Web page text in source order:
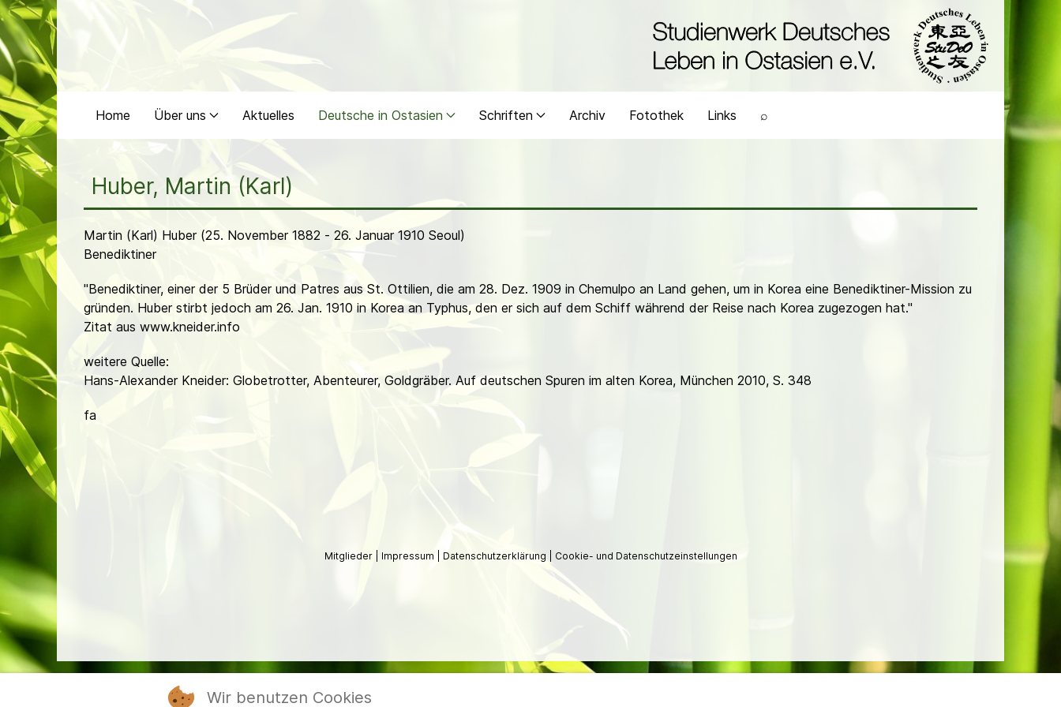
Home Über uns Aktuelles Deutsche in Ostasien Schriften Archiv Fotothek Links ⌕
Huber, Martin (Karl)
Martin (Karl) Huber (25. November 1882 - 26. Januar 1910 Seoul)
Benediktiner
"Benediktiner, einer der 5 Brüder und Patres aus St. Ottilien, die am 28. Dez. 1909 in Chemulpo an Land gehen, um in Korea eine Benediktiner-Mission zu
gründen. Huber stirbt jedoch am 26. Jan. 1910 in Korea an Typhus, den er sich auf dem Schiff während der Reise nach Korea zugezogen hat."
Zitat aus www.kneider.info
weitere Quelle:
Hans-Alexander Kneider: Globetrotter, Abenteurer, Goldgräber. Auf deutschen Spuren im alten Korea, München 2010, S. 348
fa
Mitglieder Impressum Datenschutzerklärung Cookie- und Datenschutzeinstellungen
Wir benutzen Cookies